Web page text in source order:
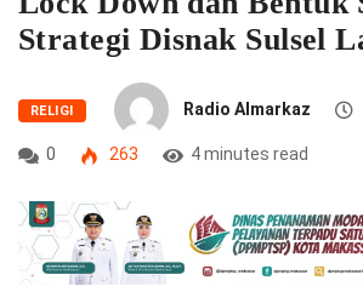
Strategi Disnak Sulsel
RELIGI Radio Almarkaz
0 263 4 minutes read